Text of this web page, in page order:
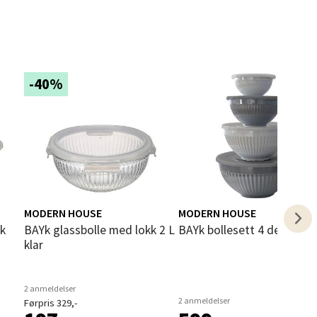
-40%
MODERN HOUSE
BAYk glassbolle med lokk 2 L
klar
2 anmeldelser
Førpris 329,-
MODERN HOUSE
bAYk bollesett 4 deler grå
2 anmeldelser